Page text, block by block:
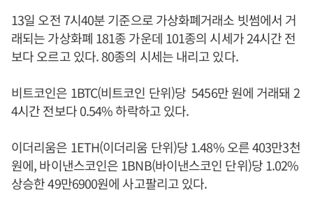
13일 오전 7시40분 기준으로 가상화폐거래소 빗썸에서 거
래되는 가상화폐 181종 가운데 101종의 시세가 24시간 전
보다 오르고 있다. 80종의 시세는 내리고 있다.
비트코인은 1BTC(비트코인 단위)당 5456만 원에 거래돼 2
4시간 전보다 0.54% 하락하고 있다.
이더리움은 1ETH(이더리움 단위)당 1.48% 오른 403만3천
원에, 바이낸스코인은 1BNB(바이낸스코인 단위)당 1.02%
상승한 49만6900원에 사고팔리고 있다.